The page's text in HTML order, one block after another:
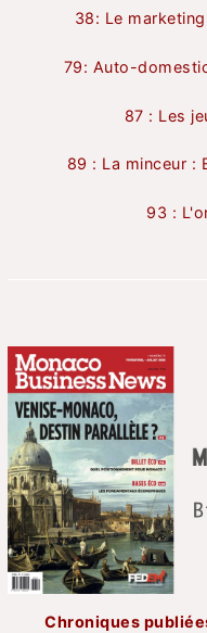
38: Le
79: Auto-
87 : Les
89 : La minceur :
93 :
Chroniques